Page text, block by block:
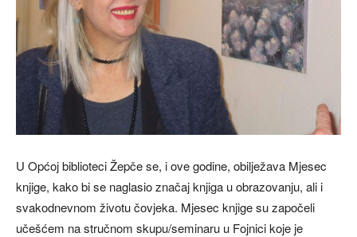
U Općoj biblioteci Žepče se, i ove godine, obilježava Mjesec
knjige, kako bi se naglasio značaj knjiga u obrazovanju, ali i
svakodnevnom životu čovjeka. Mjesec knjige su započeli
učešćem na stručnom skupu/seminaru u Fojnici koje je